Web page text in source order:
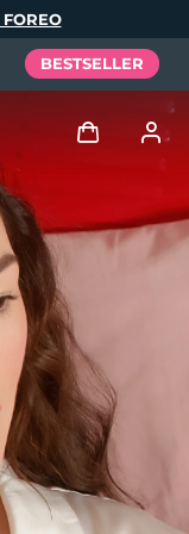
BESTSELLER
Accedi
Profilo utente
I miei dispositivi
I miei ordini
I miei indirizzi
abbonamenti
Português
繁體中文